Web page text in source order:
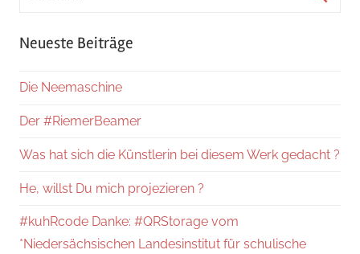
Neueste Beiträge
Die Neemaschine
Der #RiemerBeamer
Was hat sich die Künstlerin bei diesem Werk gedacht ?
He, willst Du mich projezieren ?
#kuhRcode Danke: #QRStorage vom
*Niedersächsischen Landesinstitut für schulische